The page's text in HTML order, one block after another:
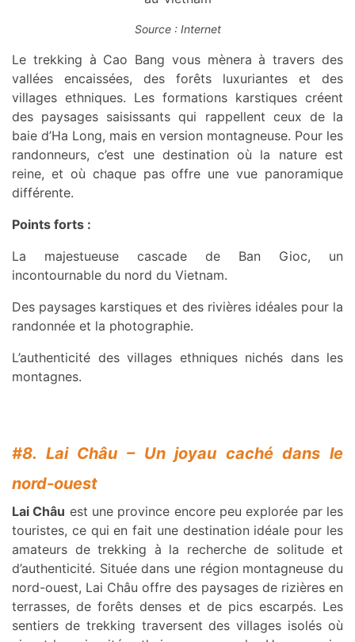
Source : Internet
Le trekking à Cao Bang vous mènera à travers des
vallées encaissées, des forêts luxuriantes et des
villages ethniques. Les formations karstiques créent
des paysages saisissants qui rappellent ceux de la
baie d’Ha Long, mais en version montagneuse. Pour les
randonneurs, c’est une destination où la nature est
reine, et où chaque pas offre une vue panoramique
différente.
Points forts :
La majestueuse cascade de Ban Gioc, un
incontournable du nord du Vietnam.
Des paysages karstiques et des rivières idéales pour la
randonnée et la photographie.
L’authenticité des villages ethniques nichés dans les
montagnes.
#8. Lai Châu – Un joyau caché dans le
nord-ouest
Lai Châu est une province encore peu explorée par les
touristes, ce qui en fait une destination idéale pour les
amateurs de trekking à la recherche de solitude et
d’authenticité. Située dans une région montagneuse du
nord-ouest, Lai Châu offre des paysages de rizières en
terrasses, de forêts denses et de pics escarpés. Les
sentiers de trekking traversent des villages isolés où